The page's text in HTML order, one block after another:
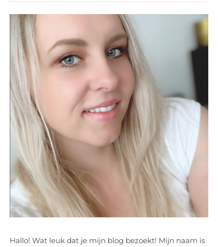
Hallo! Wat leuk dat je mijn blog bezoekt! Mijn naam is